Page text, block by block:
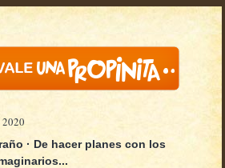
· De hacer planes con los